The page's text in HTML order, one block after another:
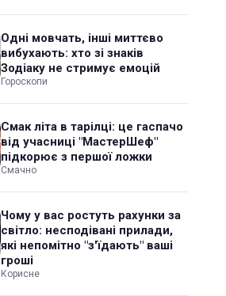
Одні мовчать, інші миттєво
вибухають: хто зі знаків
Зодіаку не стримує емоцій
Гороскопи
Смак літа в тарілці: це гаспачо
від учасниці "МастерШеф"
підкорює з першої ложки
Смачно
Чому у вас ростуть рахунки за
світло: несподівані прилади,
які непомітно "з'їдають" ваші
гроші
Корисне